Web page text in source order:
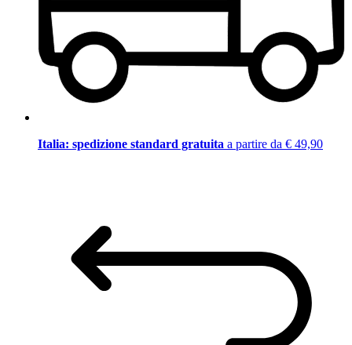
Italia: spedizione standard gratuita a partire da € 49,90